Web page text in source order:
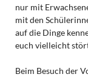
nur mit
mit den
auf die Dinge
euch vielleicht
Beim Besuch der